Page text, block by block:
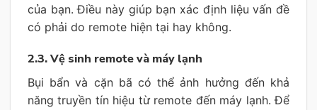
của bạn. Điều này giúp bạn xác định liệu vấn đề
có phải do remote hiện tại hay không.
2.3. Vệ sinh remote và máy lạnh
Bụi bẩn và cặn bã có thể ảnh hưởng đến khả
năng truyền tín hiệu từ remote đến máy lạnh. Để